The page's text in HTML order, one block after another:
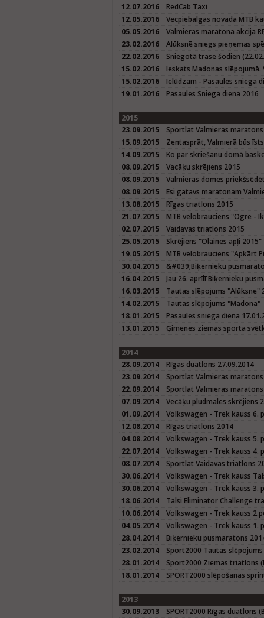
12.07.2016
RedCab Taxi
12.05.2016
Vecpiebalgas novada MTB
05.05.2016
Valmieras maratona akcija
23.02.2016
Alūksnē sniegs pieņemas
22.02.2016
Sniegotā trase šodien
15.02.2016
Ieskats Madonas slēpojumā.
15.02.2016
Ielūdzam - Pasaules sniega
19.01.2016
Pasaules Sniega diena 2016
2015
23.09.2015
Sportlat Valmieras
15.09.2015
Zentasprāt, Valmierā būs
14.09.2015
Ko par skriešanu domā
08.09.2015
Vacāķu skrējiens 2015
08.09.2015
Valmieras domes
08.09.2015
Esi gatavs maratonam
13.08.2015
Rīgas triatlons 2015
21.07.2015
MTB velobrauciens "Ogre -
02.07.2015
Vaidavas triatlons 2015
25.05.2015
Skrējiens "Olaines apļi 2015"
19.05.2015
MTB velobrauciens "Apkārt
30.04.2015
&#039;Biķernieku
16.04.2015
Jau 26. aprīlī Biķernieku
16.03.2015
Tautas slēpojums "Alūksne"
14.02.2015
Tautas slēpojums "Madona"
18.01.2015
Pasaules sniega diena
13.01.2015
Ģimenes ziemas sporta
2014
28.09.2014
Rīgas duatlons 27.09.2014
23.09.2014
Sportlat Valmieras
22.09.2014
Sportlat Valmieras
07.09.2014
Vecāķu pludmales skrējiens
01.09.2014
Volkswagen - Trek kauss 6.
12.08.2014
Rīgas triatlons 2014
04.08.2014
Volkswagen - Trek kauss 5.
22.07.2014
Volkswagen - Trek kauss 4.
08.07.2014
Sportlat Vaidavas triatlons
30.06.2014
Volkswagen - Trek kauss
30.06.2014
Volkswagen - Trek kauss 3.
18.06.2014
Talsi Eliminator Challenge
10.06.2014
Volkswagen - Trek kauss
04.05.2014
Volkswagen - Trek kauss 1.
28.04.2014
Biķernieku pusmaratons
23.02.2014
Sport2000 Tautas
28.01.2014
Sport2000 Ziemas triatlons
18.01.2014
SPORT2000 slēpošanas
2013
30.09.2013
SPORT2000 Rīgas duatlons